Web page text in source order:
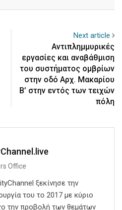
Next article
Αντιπλημμυρικές
εργασίες και αναβάθμιση
του συστήματος ομβρίων
στην οδό Αρχ. Μακαρίου
Β’ στην εντός των τειχών
πόλη
Office
ξεκίνησε την
του το 2017 με κύριο
την προβολή των θεμάτων